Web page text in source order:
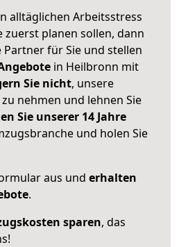
alltäglichen Arbeitsstress
zuerst planen sollen, dann
für Sie und stellen
in Heilbronn mit
Sie nicht, unsere
nehmen und lehnen Sie
Sie unserer 14 Jahre
und holen Sie
aus und erhalten
.
sparen, das